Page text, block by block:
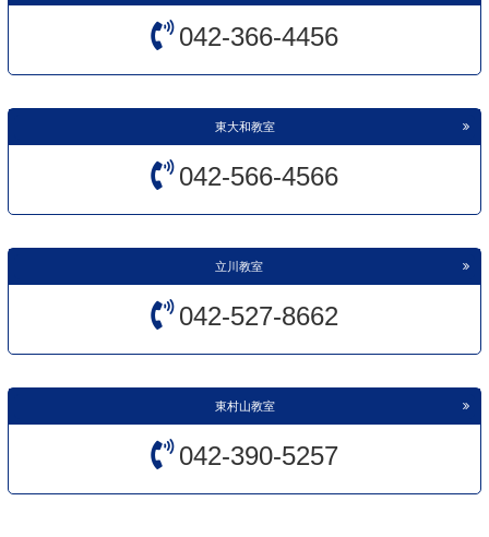
042-366-4456
東大和教室
042-566-4566
立川教室
042-527-8662
東村山教室
042-390-5257